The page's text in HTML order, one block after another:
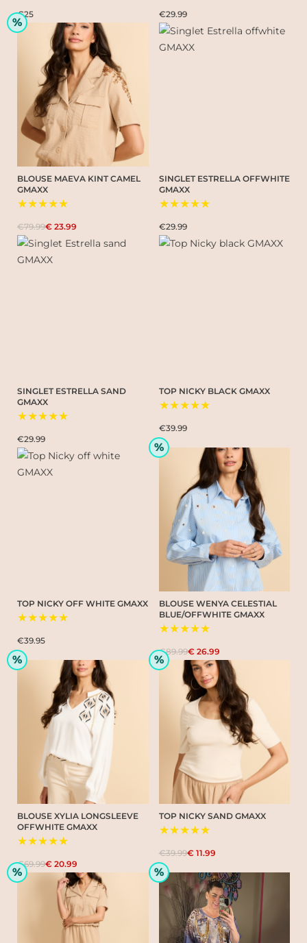
€25 €29.99
%
BLOUSE MAEVA KINT CAMEL
GMAXX
★★★★★
€79.99€ 23.99
SINGLET ESTRELLA OFFWHITE
GMAXX
★★★★★
€29.99
SINGLET ESTRELLA SAND
GMAXX
★★★★★
€29.99
TOP NICKY BLACK GMAXX
★★★★★
€39.99
TOP NICKY OFF WHITE GMAXX
★★★★★
€39.95
%
BLOUSE WENYA CELESTIAL
BLUE/OFFWHITE GMAXX
★★★★★
€89.99€ 26.99
%
BLOUSE XYLIA LONGSLEEVE
OFFWHITE GMAXX
★★★★★
€69.99€ 20.99
%
TOP NICKY SAND GMAXX
★★★★★
€39.99€ 11.99
% %